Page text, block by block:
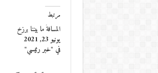
مرتبط
المسافةُ ما بيننا برزخ
يونيو 23, 2021
في "خبر رئيسي"